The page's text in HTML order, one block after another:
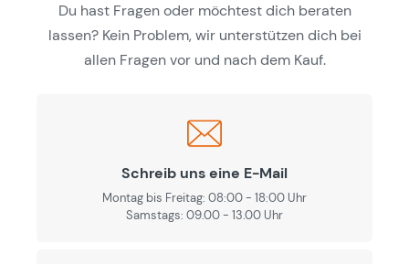
Du hast Fragen oder möchtest dich beraten
lassen? Kein Problem, wir unterstützen dich bei
allen Fragen vor und nach dem Kauf.
Schreib uns eine E-Mail
Montag bis Freitag: 08:00 - 18:00 Uhr
Samstags: 09.00 - 13.00 Uhr